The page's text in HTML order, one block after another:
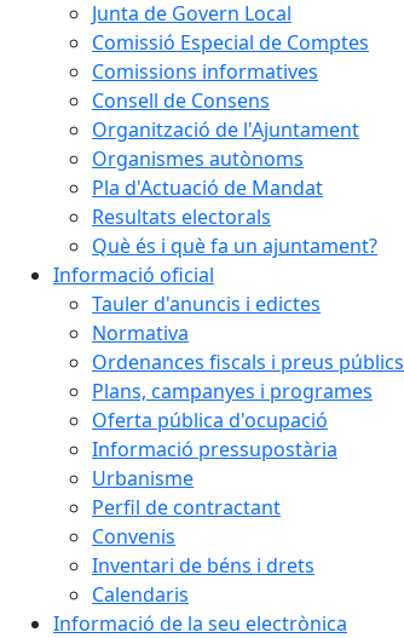
Junta de Govern Local
Comissió Especial de Comptes
Comissions informatives
Consell de Consens
Organització de l'Ajuntament
Organismes autònoms
Pla d'Actuació de Mandat
Resultats electorals
Què és i què fa un ajuntament?
Informació oficial
Tauler d'anuncis i edictes
Normativa
Ordenances fiscals i preus públics
Plans, campanyes i programes
Oferta pública d'ocupació
Informació pressupostària
Urbanisme
Perfil de contractant
Convenis
Inventari de béns i drets
Calendaris
Informació de la seu electrònica